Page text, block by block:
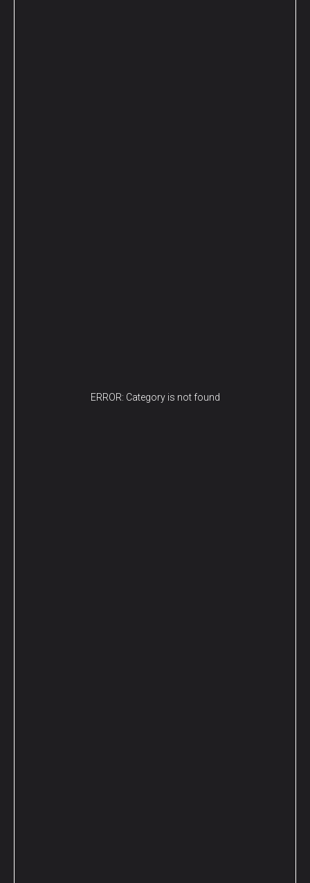
ERROR: Category is not found